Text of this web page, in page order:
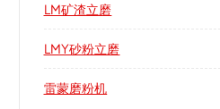
LM矿渣立磨
LMY砂粉立磨
雷蒙磨粉机